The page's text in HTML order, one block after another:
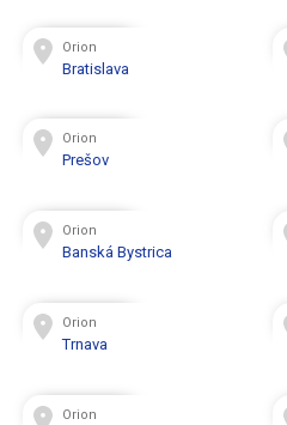
Orion
Bratislava
Orion
Prešov
Orion
Banská Bystrica
Orion
Trnava
Orion